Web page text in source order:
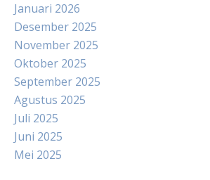
Januari 2026
Desember 2025
November 2025
Oktober 2025
September 2025
Agustus 2025
Juli 2025
Juni 2025
Mei 2025